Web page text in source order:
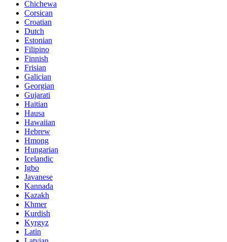
Chichewa
Corsican
Croatian
Dutch
Estonian
Filipino
Finnish
Frisian
Galician
Georgian
Gujarati
Haitian
Hausa
Hawaiian
Hebrew
Hmong
Hungarian
Icelandic
Igbo
Javanese
Kannada
Kazakh
Khmer
Kurdish
Kyrgyz
Latin